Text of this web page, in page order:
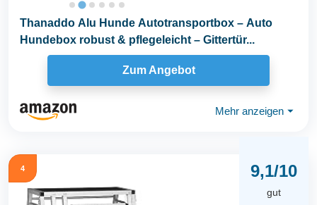
Thanaddo Alu Hunde Autotransportbox – Auto
Hundebox robust & pflegeleicht – Gittertür...
Zum Angebot
Mehr anzeigen ⏷
4 9,1/10
gut